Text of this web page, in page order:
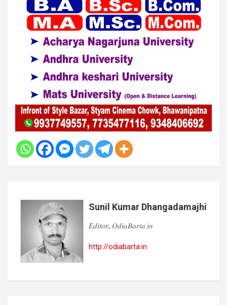
Sunil Kumar Dhangadamajhi
𝐸𝑑𝑖𝑡𝑜𝑟, 𝑂𝑑𝑖𝑎𝐵𝑎𝑟𝑡𝑎.𝑖𝑛
http://odiabarta.in